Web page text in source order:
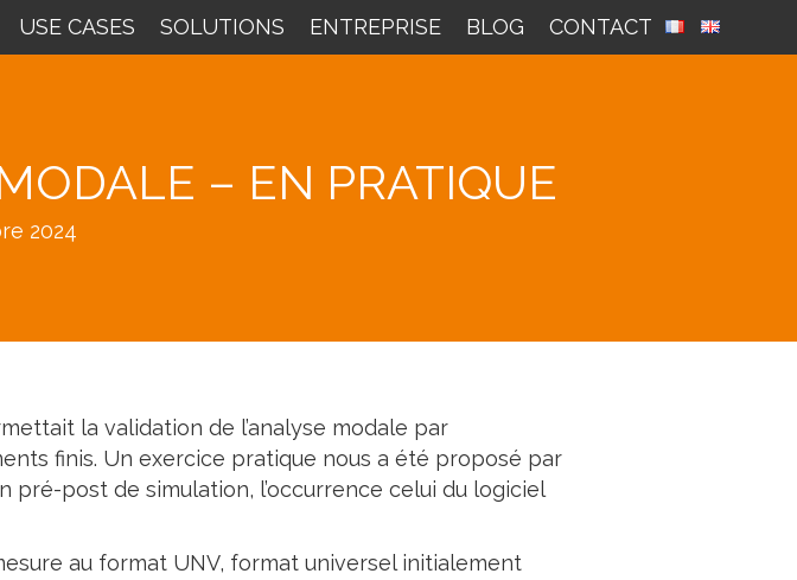
USE CASES SOLUTIONS ENTREPRISE BLOG CONTACT
– EN PRATIQUE
2024
la validation de l’analyse modale par
finis. Un exercice pratique nous a été proposé par
post de simulation, l’occurrence celui du logiciel
au format UNV, format universel initialement